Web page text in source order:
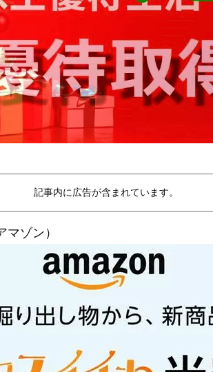
記事内に広告が含まれています。
ゾン）